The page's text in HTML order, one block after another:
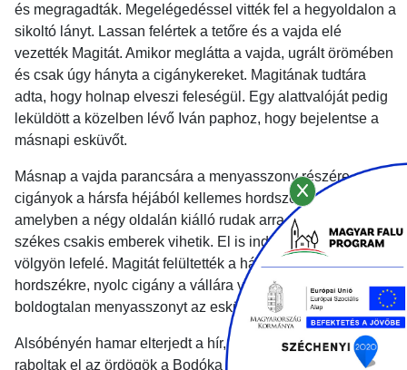
és megragadták. Megelégedéssel vitték fel a hegyoldalon a
sikoltó lányt. Lassan felértek a tetőre és a vajda elé
vezették Magitát. Amikor meglátta a vajda, ugrált örömében
és csak úgy hányta a cigánykereket. Magitának tudtára
adta, hogy holnap elveszi feleségül. Egy alattvalóját pedig
leküldött a közelben lévő Iván paphoz, hogy bejelentse a
másnapi esküvőt.
Másnap a vajda parancsára a menyasszony részére a
cigányok a hársfa héjából kellemes hordszékes készítettek,
amelyben a négy oldalán kiálló rudak arra mutattak, hogy a
székes csakis emberek vihetik. El is indult a nászmenet a
völgyön lefelé. Magitát felültették a hársfából készített
hordszékre, nyolc cigány a vállára vette és úgy vitték a
boldogtalan menyasszonyt az esküvőre.
Alsóbényén hamar elterjedt a hír, amely szerint egy nőt
raboltak el az ördögök a Bodóka környékén. Bodó sietett is